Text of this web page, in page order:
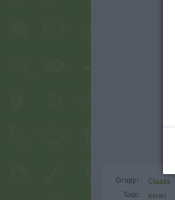
Grupy: Ciasta
Tagi:
kisiel